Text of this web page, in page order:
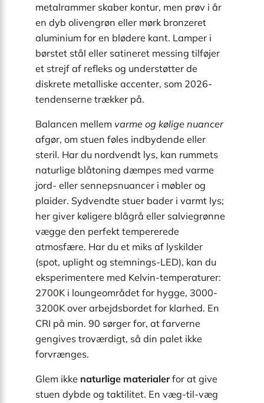
metalrammer skaber kontur, men prøv i år
en dyb olivengrøn eller mørk bronzeret
aluminium for en blødere kant. Lamper i
børstet stål eller satineret messing tilføjer
et strejf af refleks og understøtter de
diskrete metalliske accenter, som 2026-
tendenserne trækker på.
Balancen mellem varme og kølige nuancer
afgør, om stuen føles indbydende eller
steril. Har du nordvendt lys, kan rummets
naturlige blåtoning dæmpes med varme
jord- eller sennepsnuancer i møbler og
plaider. Sydvendte stuer bader i varmt lys;
her giver køligere blågrå eller salviegrønne
vægge den perfekt tempererede
atmosfære. Har du et miks af lyskilder
(spot, uplight og stemnings-LED), kan du
eksperimentere med Kelvin-temperaturer:
2700K i loungeområdet for hygge, 3000-
3200K over arbejdsbordet for klarhed. En
CRI på min. 90 sørger for, at farverne
gengives troværdigt, så din palet ikke
forvrænges.
Glem ikke naturlige materialerfor at give
stuen dybde og taktilitet. En væg-til-væg